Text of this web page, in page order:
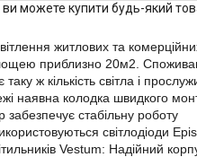
ви можете купити будь-який
житлових та
приблизно 20м2.
ж кількість світла і
наявна колодка швидкого
стабільну роботу
світлодіоди
Vestum: Надійний